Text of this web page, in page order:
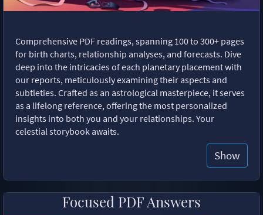
Comprehensive PDF readings, spanning 100 to 300+ pages
for birth charts, relationship analyses, and forecasts. Dive
deep into the intricacies of each planetary placement with
our reports, meticulously examining their aspects and
subtleties. Crafted as an astrological masterpiece, it serves
as a lifelong reference, offering the most personalized
insights into both you and your relationships. Your
celestial storybook awaits.
Show
Focused PDF Answers